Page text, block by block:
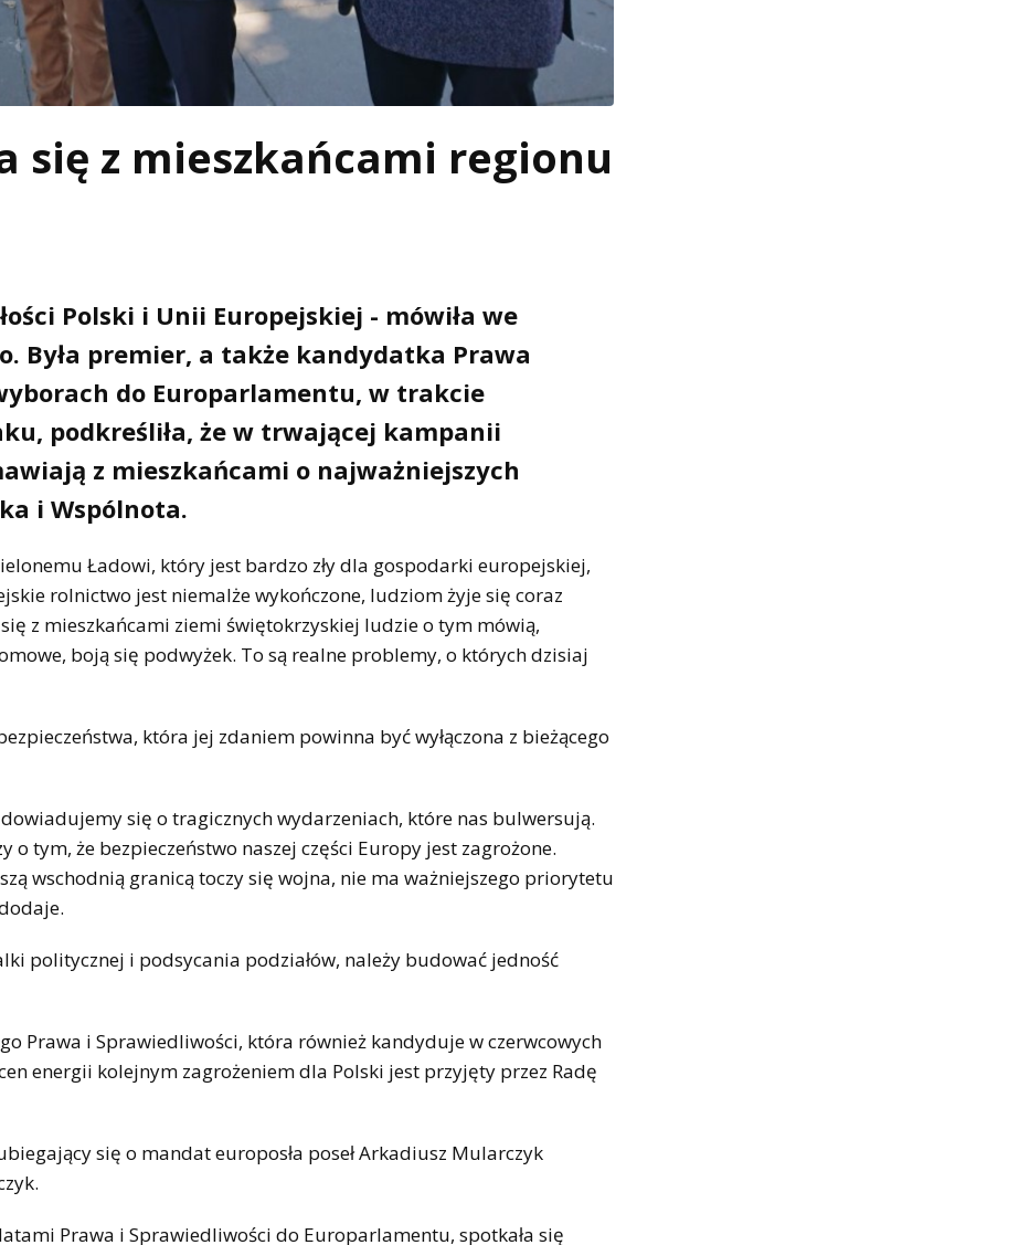
się z mieszkańcami regionu
Polski i Unii Europejskiej - mówiła we
Była premier, a także kandydatka Prawa
do Europarlamentu, w trakcie
podkreśliła, że w trwającej kampanii
z mieszkańcami o najważniejszych
i Wspólnota.
Ładowi, który jest bardzo zły dla gospodarki europejskiej,
rolnictwo jest niemalże wykończone, ludziom żyje się coraz
z mieszkańcami ziemi świętokrzyskiej ludzie o tym mówią,
boją się podwyżek. To są realne problemy, o których dzisiaj
która jej zdaniem powinna być wyłączona z bieżącego
się o tragicznych wydarzeniach, które nas bulwersują.
o tym, że bezpieczeństwo naszej części Europy jest zagrożone.
wschodnią granicą toczy się wojna, nie ma ważniejszego priorytetu
politycznej i podsycania podziałów, należy budować jedność
Prawa i Sprawiedliwości, która również kandyduje w czerwcowych
energii kolejnym zagrożeniem dla Polski jest przyjęty przez Radę
się o mandat europosła poseł Arkadiusz Mularczyk
Prawa i Sprawiedliwości do Europarlamentu, spotkała się